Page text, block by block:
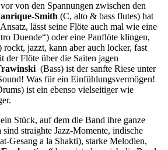
von den Spannungen zwischen den
Smith (C, alto & bass flutes) hat
lässt seine Flöte auch mal wie eine
Duende“) oder eine Panflöte klingen,
rockt, jazzt, kann aber auch locker, fast
der Flöte über die Saiten jagen
(Bass) ist der sanfte Riese unter
Was für ein Einfühlungsvermögen!
ist ein ebenso vielseitiger wie
Stück, auf dem die Band ihre ganze
straighte Jazz-Momente, indische
Gesang a la Shakti), starke Melodien,